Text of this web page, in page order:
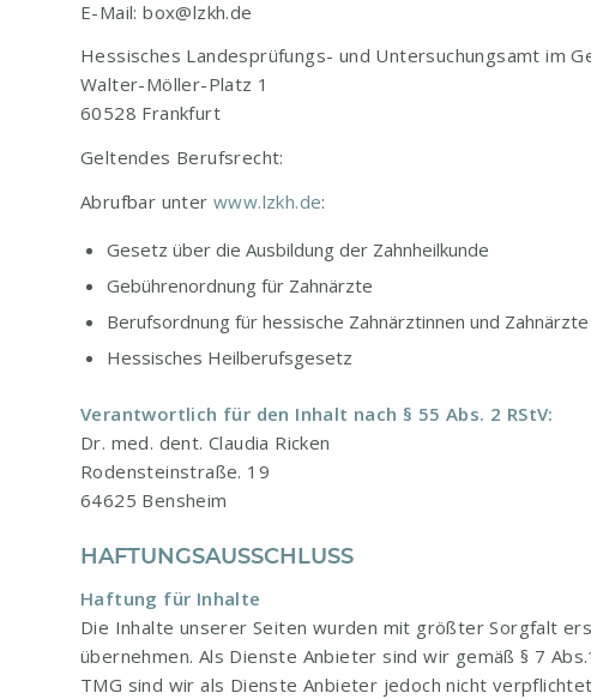
E-Mail: box@lzkh.de
Hessisches Landesprüfungs- und Untersuchungsamt im
Walter-Möller-Platz 1
60528 Frankfurt
Geltendes Berufsrecht:
Abrufbar unterwww.lzkh.de:
Gesetz über die Ausbildung der Zahnheilkunde
Gebührenordnung für Zahnärzte
Berufsordnung für hessische Zahnärztinnen und Zahnärzte
Hessisches Heilberufsgesetz
Verantwortlich für den Inhalt nach § 55 Abs. 2 RStV:
Dr. med. dent. Claudia Ricken
Rodensteinstraße. 19
64625 Bensheim
HAFTUNGSAUSSCHLUSS
Haftung für Inhalte
Die Inhalte unserer Seiten wurden mit größter Sorgfalt
übernehmen. Als Dienste Anbieter sind wir gemäß § 7
TMG sind wir als Dienste Anbieter jedoch nicht